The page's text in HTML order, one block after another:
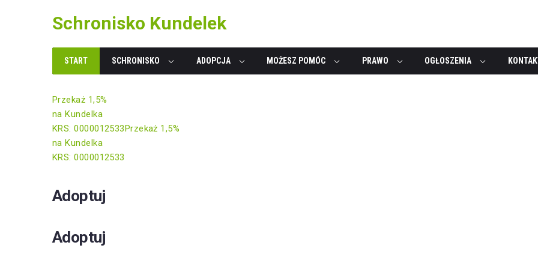
Schronisko Kundelek
START SCHRONISKO ADOPCJA MOŻESZ POMÓC PRAWO OGŁOSZENIA
Przekaż 1,5%
na Kundelka
KRS: 0000012533Przekaż 1,5%
na Kundelka
KRS: 0000012533
Adoptuj
Adoptuj